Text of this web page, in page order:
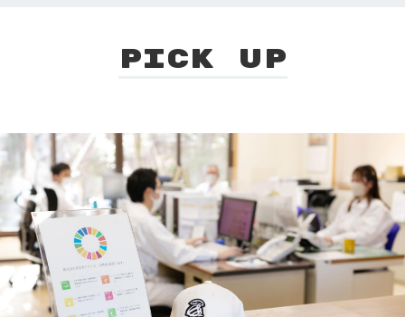
PICK UP